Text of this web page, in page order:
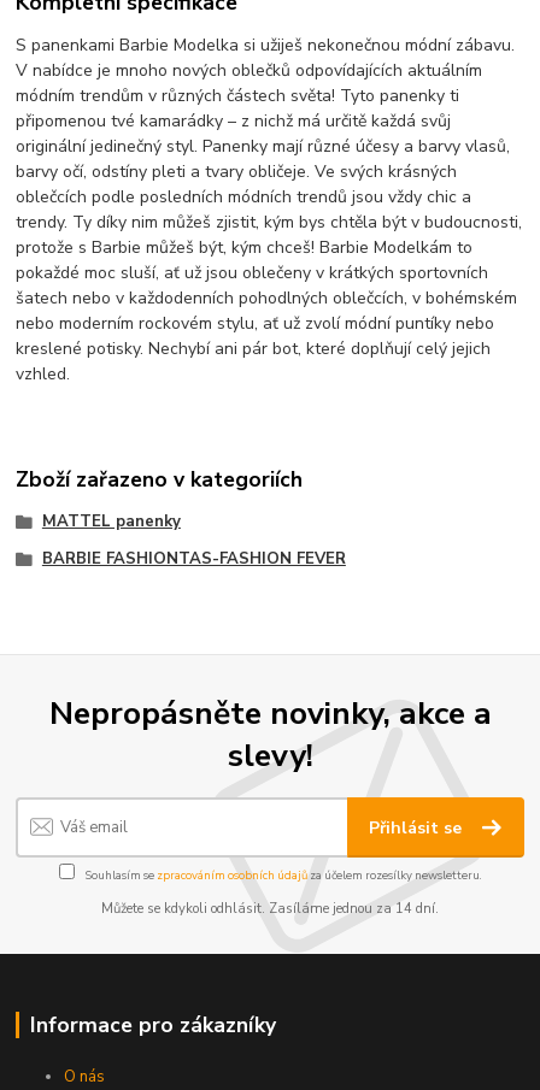
S panenkami Barbie Modelka si užiješ nekonečnou módní zábavu.
V nabídce je mnoho nových oblečků odpovídajících aktuálním
módním trendům v různých částech světa! Tyto panenky ti
připomenou tvé kamarádky – z nichž má určitě každá svůj
originální jedinečný styl. Panenky mají různé účesy a barvy vlasů,
barvy očí, odstíny pleti a tvary obličeje. Ve svých krásných
oblečcích podle posledních módních trendů jsou vždy chic a
trendy. Ty díky nim můžeš zjistit, kým bys chtěla být v budoucnosti,
protože s Barbie můžeš být, kým chceš! Barbie Modelkám to
pokaždé moc sluší, ať už jsou oblečeny v krátkých sportovních
šatech nebo v každodenních pohodlných oblečcích, v bohémském
nebo moderním rockovém stylu, ať už zvolí módní puntíky nebo
kreslené potisky. Nechybí ani pár bot, které doplňují celý jejich
vzhled.
Zboží zařazeno v kategoriích
MATTEL panenky
BARBIE FASHIONTAS-FASHION FEVER
Nepropásněte novinky, akce a
slevy!
Přihlásit se
Souhlasím se zpracováním osobních údajůza účelem rozesílky newsletteru.
Můžete se kdykoli odhlásit. Zasíláme jednou za 14 dní.
Informace pro zákazníky
O nás